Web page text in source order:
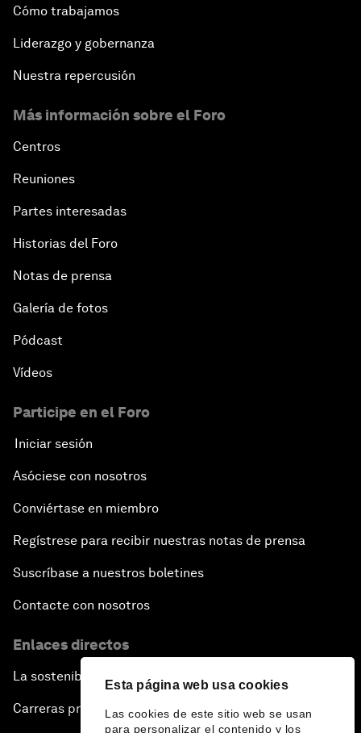
Esta página web usa cookies
Las cookies de este sitio web se usan
para personalizar el contenido y los
Cómo trabajamos
Liderazgo y gobernanza
Nuestra repercusión
Más información sobre el Foro
Centros
Reuniones
Partes interesadas
Historias del Foro
Notas de prensa
Galería de fotos
Pódcast
Vídeos
Participe en el Foro
Iniciar sesión
Asóciese con nosotros
Conviértase en miembro
Regístrese para recibir nuestras notas de prensa
Suscríbase a nuestros boletines
Contacte con nosotros
Enlaces directos
La sostenibilidad en el Foro
Carreras profesionales